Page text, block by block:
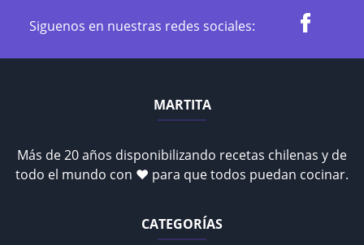
Siguenos en nuestras redes sociales:
MARTITA
Más de 20 años disponibilizando recetas chilenas y de
todo el mundo con ♥ para que todos puedan cocinar.
CATEGORÍAS